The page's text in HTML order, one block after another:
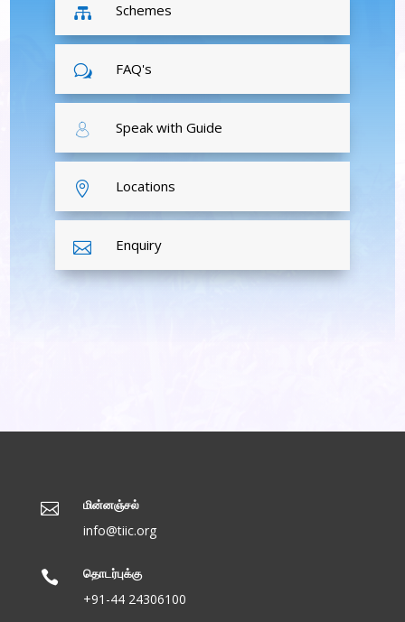
 Schemes
w FAQ's
Speak with Guide
 Locations
 Enquiry
 மின்னஞ்சல்
info@tiic.org
 தொடர்புக்கு
+91-44 24306100